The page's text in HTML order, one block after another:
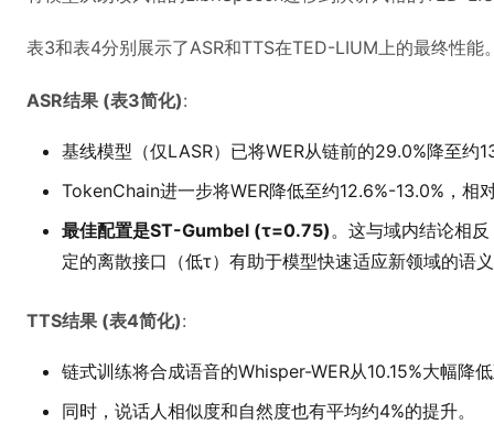
表3和表4分别展示了ASR和TTS在TED-LIUM上的最终性能
ASR结果 (表3简化):
基线模型（仅LASR）已将WER从链前的29.0%降至约
TokenChain进一步将WER降低至约12.6%-13.0%，相
最佳配置是ST-Gumbel (τ=0.75)。这与域内结论相
定的离散接口（低τ）有助于模型快速适应新领域的语
TTS结果 (表4简化):
链式训练将合成语音的Whisper-WER从10.15%大幅降
同时，说话人相似度和自然度也有平均约4%的提升。